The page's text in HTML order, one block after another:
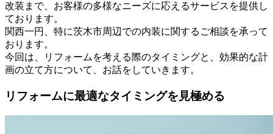
改装まで、お客様の多様なニーズに応えるサービスを提供し
ております。
関西一円、特に茨木市周辺での内装に関するご相談を承って
おります。
今回は、リフォームを考える際のタイミングと、効果的な計
画の立て方について、お話をしていきます。
リフォームに最適なタイミングを見極める